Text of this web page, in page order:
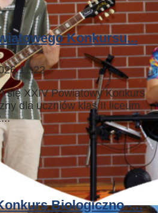
Konkursu...
11:22
się XXIV Powiatowy Konkurs
dla uczniów klas II liceum
Biologiczno -...